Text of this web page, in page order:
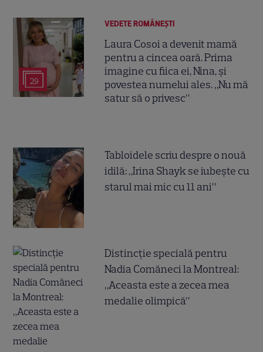
29
VEDETE ROMÂNEŞTI
Laura Cosoi a devenit mamă
pentru a cincea oară. Prima
imagine cu fiica ei, Nina, și
povestea numelui ales. „Nu mă
satur să o privesc”
Tabloidele scriu despre o nouă
idilă: „Irina Shayk se iubește cu
starul mai mic cu 11 ani”
Distincție specială pentru
Nadia Comăneci la Montreal:
„Aceasta este a zecea mea
medalie olimpică”